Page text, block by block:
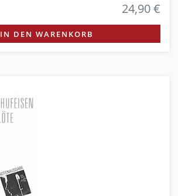
24,90 €
IN DEN WARENKORB